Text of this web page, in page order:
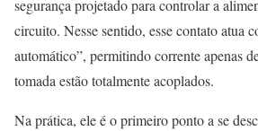
segurança projetado para controlar a
circuito. Nesse sentido, esse contato atua
automático”, permitindo corrente apenas
tomada estão totalmente acoplados.
Na prática, ele é o primeiro ponto a se